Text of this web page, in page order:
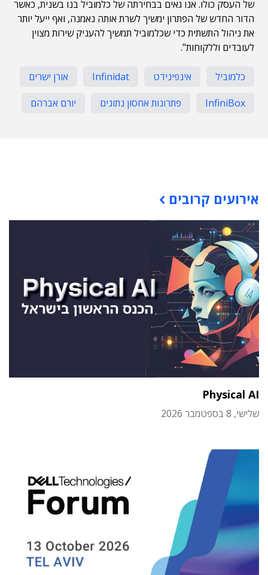
של העסק כולו. אנו גאים בבחירתה של כלמוביל בנו בשנית, כאשר
הדור החדש של הפתרון ימשיך לשרת אותה נאמנה, ואף ייעל יותר
את ניהול התשתית כדי שכלמוביל תמשיך להעניק שירות מצוין
לעובדים וללקוחות".
כלמוביל אינפינידט Infinidat
אורן ישרים
InfiniBox
פתרונות אחסון נתונים יורם אברהם
אירועים קרובים
Physical AI
שלישי, 8 בספטמבר 2026